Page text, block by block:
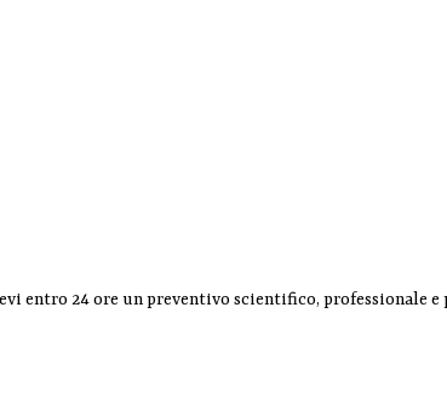
entro 24 ore un preventivo scientifico, professionale